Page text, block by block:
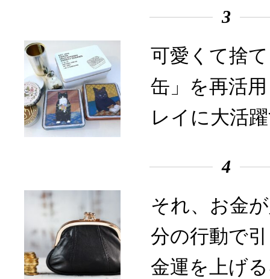
3
可愛くて捨
缶」を再活
レイに大活
4
それ、お金
分の行動で
金運を上げ